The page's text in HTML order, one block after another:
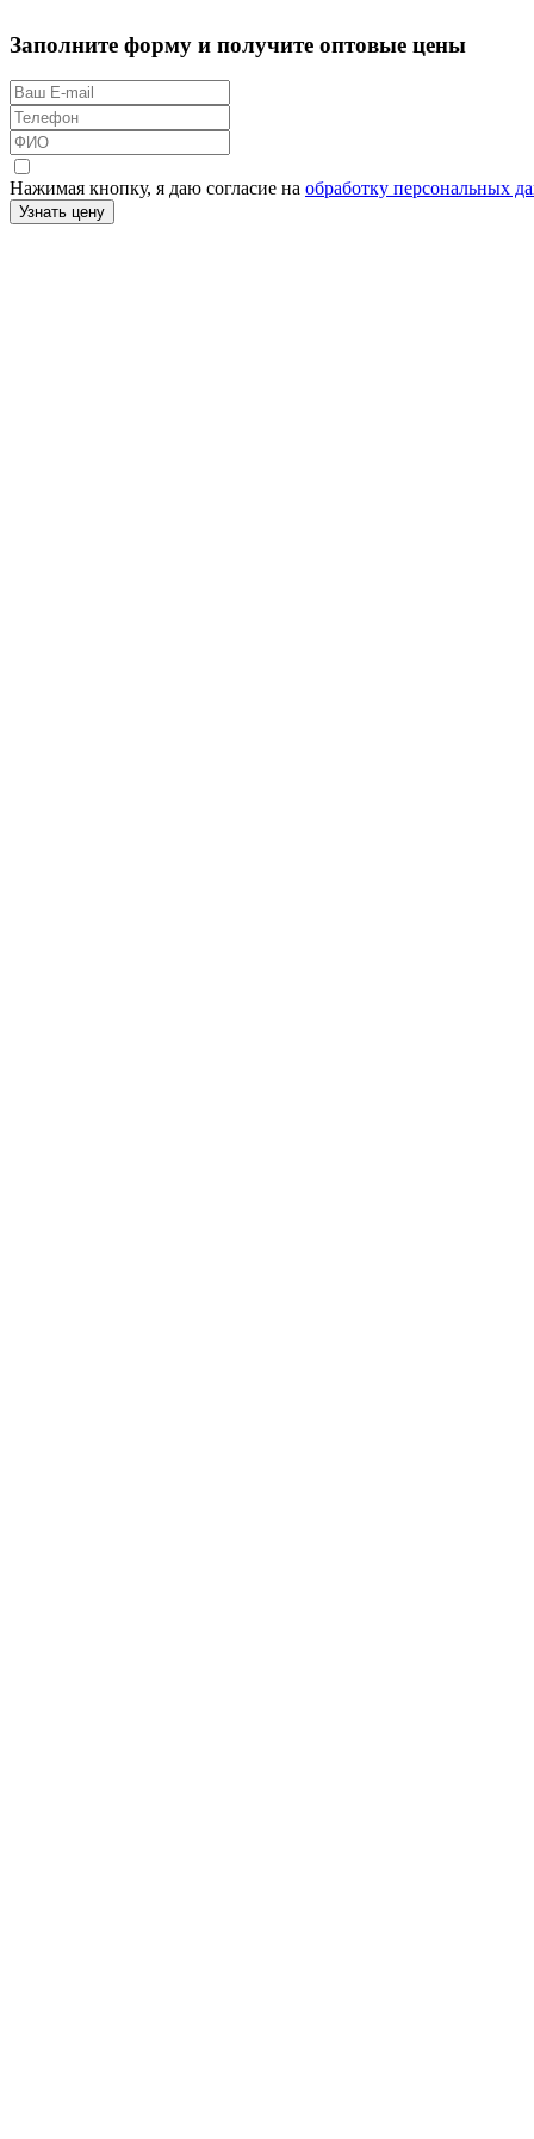
Заполните форму и получите оптовые цены
Нажимая кнопку, я даю согласие на обработку персональных
Узнать цену